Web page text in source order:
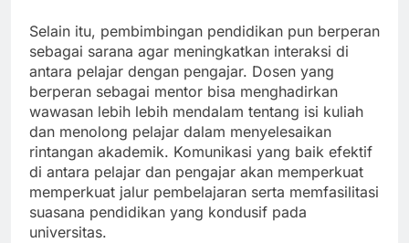
Selain itu, pembimbingan pendidikan pun berperan
sebagai sarana agar meningkatkan interaksi di
antara pelajar dengan pengajar. Dosen yang
berperan sebagai mentor bisa menghadirkan
wawasan lebih lebih mendalam tentang isi kuliah
dan menolong pelajar dalam menyelesaikan
rintangan akademik. Komunikasi yang baik efektif
di antara pelajar dan pengajar akan memperkuat
memperkuat jalur pembelajaran serta memfasilitasi
suasana pendidikan yang kondusif pada
universitas.